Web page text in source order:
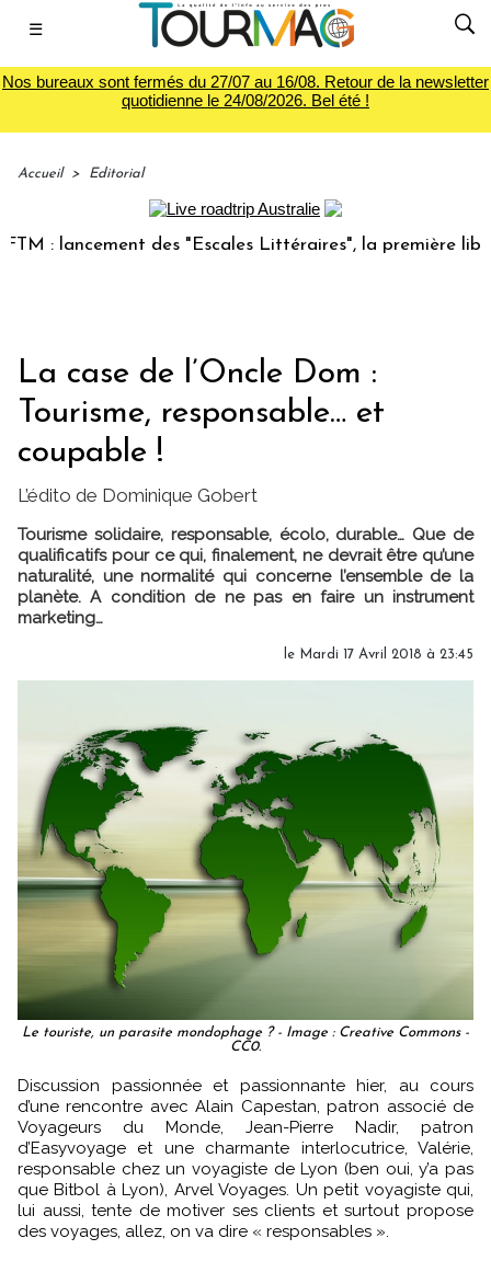
☰
Nos bureaux sont fermés du 27/07 au 16/08. Retour de la newsletter
quotidienne le 24/08/2026. Bel été !
Accueil > Editorial
des "Escales Littéraires", la première librairie du
La case de l’Oncle Dom :
Tourisme, responsable… et
coupable !
L’édito de Dominique Gobert
Tourisme solidaire, responsable, écolo, durable… Que de
qualificatifs pour ce qui, finalement, ne devrait être qu’une
naturalité, une normalité qui concerne l’ensemble de la
planète. A condition de ne pas en faire un instrument
marketing…
le Mardi 17 Avril 2018 à 23:45
Le touriste, un parasite mondophage ? - Image : Creative Commons -
CC0.
Discussion passionnée et passionnante hier, au cours
d’une rencontre avec Alain Capestan, patron associé de
Voyageurs du Monde, Jean-Pierre Nadir, patron
d’Easyvoyage et une charmante interlocutrice, Valérie,
responsable chez un voyagiste de Lyon (ben oui, y’a pas
que Bitbol à Lyon), Arvel Voyages. Un petit voyagiste qui,
lui aussi, tente de motiver ses clients et surtout propose
des voyages, allez, on va dire « responsables ».